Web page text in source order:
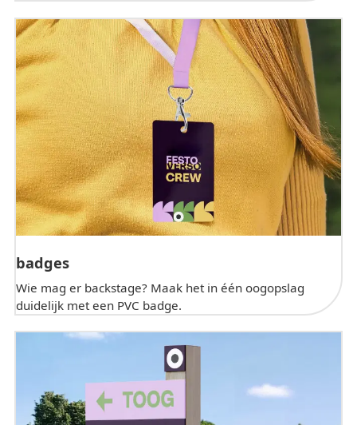
badges
Wie mag er backstage? Maak het in één oogopslag
duidelijk met een PVC badge.